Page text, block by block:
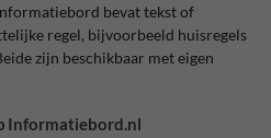
bevat tekst of
regel, bijvoorbeeld huisregels
zijn beschikbaar met eigen
Informatiebord.nl